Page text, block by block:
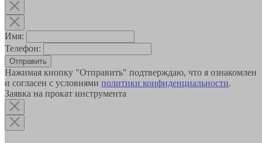
Имя:
Телефон:
Отправить
Нажимая кнопку "Отправить" подтверждаю, что я ознакомлен
и согласен с условиями политики конфиденциальности.
Заявка на прокат инструмента